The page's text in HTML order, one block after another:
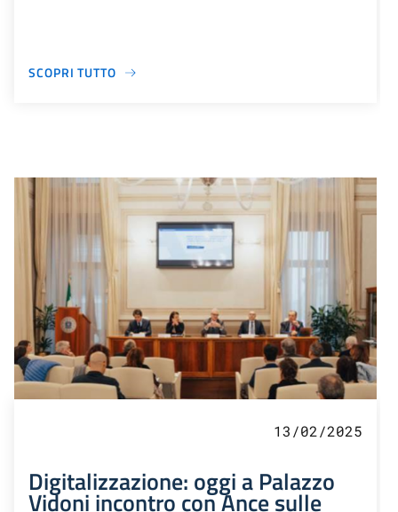
SCOPRI TUTTO
13/02/2025
Digitalizzazione: oggi a Palazzo
Vidoni incontro con Ance sulle